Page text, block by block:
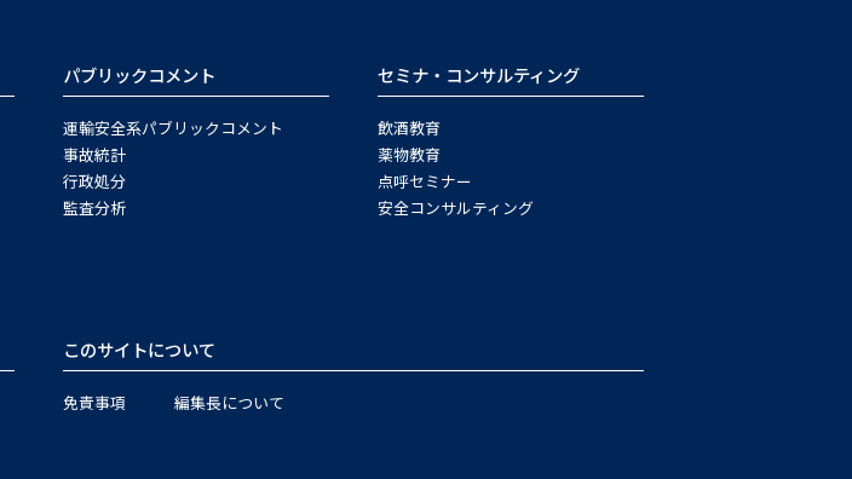
パブリックコメント
運輸安全系パブリックコメント
事故統計
行政処分
監査分析
セミナ・コンサルティング
飲酒教育
薬物教育
点呼セミナー
安全コンサルティング
このサイトについて
免責事項 編集長について